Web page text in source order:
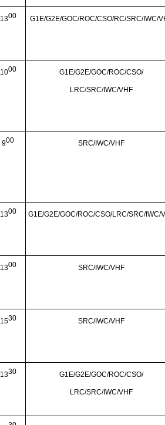
1300 G1E/G2E/GOC/ROC/CSO/RC/SRC/IWC/
1000 G1E/G2E/GOC/ROC/CSO/
LRC/SRC/IWC/VHF
900 SRC/IWC/VHF
1300 G1E/G2E/GOC/ROC/CSO/LRC/SRC/IWC/
1300 SRC/IWC/VHF
1530 SRC/IWC/VHF
1330 G1E/G2E/GOC/ROC/CSO/
LRC/SRC/IWC/VHF